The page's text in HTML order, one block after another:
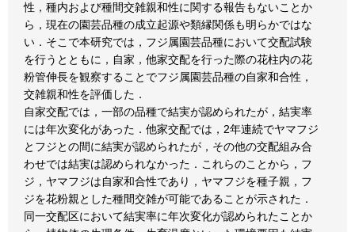
性，種内および種間交雑親和性に関する報告もないことか
ら，現在の園芸品種の成立起源や類縁関係も明らかではな
い．そこで本研究では，フジ属園芸品種において交配試験
を行うとともに，自家，他家交配を行った際の花柱内の花
粉管伸長を観察することでフジ属園芸品種の自家和合性，
交雑親和性を評価した．
自家交配では，一部の品種で結実が認められたが，結実率
には年次変化があった．他家交配では，2年連続でヤマフジ
とフジとの間に結実が認められたが，その他の交配組み合
わせでは結実は認められなかった．これらのことから，フ
ジ，ヤマフジは自家和合性であり，ヤマフジを種子親，フ
ジを花粉親とした種間交雑が可能であることが示された．
同一交配区において結実率に年次変化が認められたことか